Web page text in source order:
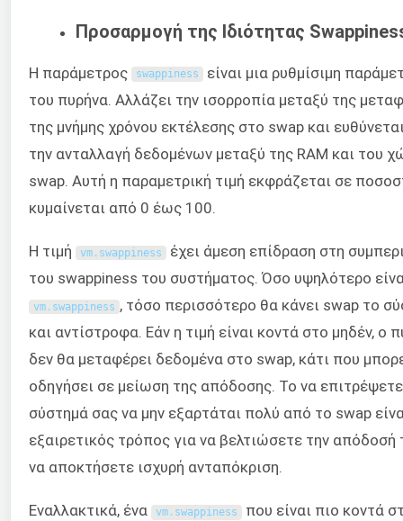
Προσαρμογή της Ιδιότητας
Η παράμετρος swappiness είναι μια ρυθμίσιμη
του πυρήνα. Αλλάζει την ισορροπία μεταξύ της
της μνήμης χρόνου εκτέλεσης στο swap και
την ανταλλαγή δεδομένων μεταξύ της RAM και του
swap. Αυτή η παραμετρική τιμή εκφράζεται σε
κυμαίνεται από 0 έως 100.
Η τιμή vm. swappiness έχει άμεση επίδραση στη
του swappiness του συστήματος. Όσο υψηλότερο
vm. swappiness , τόσο περισσότερο θα κάνει swap το
και αντίστροφα. Εάν η τιμή είναι κοντά στο μηδέν, ο
δεν θα μεταφέρει δεδομένα στο swap, κάτι που
οδηγήσει σε μείωση της απόδοσης. Το να
σύστημά σας να μην εξαρτάται πολύ από το swap
εξαιρετικός τρόπος για να βελτιώσετε την απόδοσή
να αποκτήσετε ισχυρή ανταπόκριση.
Εναλλακτικά, ένα vm. swappiness που είναι πιο κοντά